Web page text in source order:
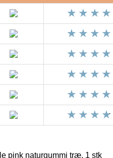
pink naturgummi træ, 1 stk